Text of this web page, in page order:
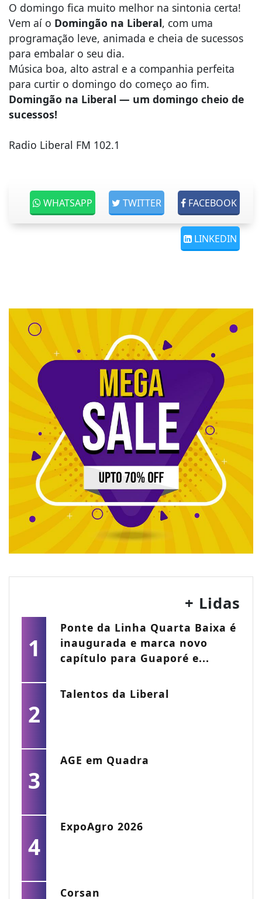
O domingo fica muito melhor na sintonia certa!
Vem aí o Domingão na Liberal, com uma
programação leve, animada e cheia de sucessos
para embalar o seu dia.
Música boa, alto astral e a companhia perfeita
para curtir o domingo do começo ao fim.
Domingão na Liberal — um domingo cheio de
sucessos!
Radio Liberal FM 102.1
FACEBOOK
TWITTER
WHATSAPP
LINKEDIN
+ Lidas
1
Ponte da Linha Quarta Baixa é
inaugurada e marca novo
capítulo para Guaporé e...
2
Talentos da Liberal
3
AGE em Quadra
4
ExpoAgro 2026
Corsan